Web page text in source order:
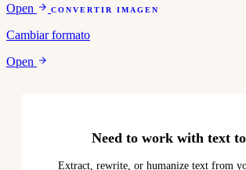
Open
CONVERTIR IMAGEN
Cambiar formato
Open
Need to work with text
Extract, rewrite, or humanize text from